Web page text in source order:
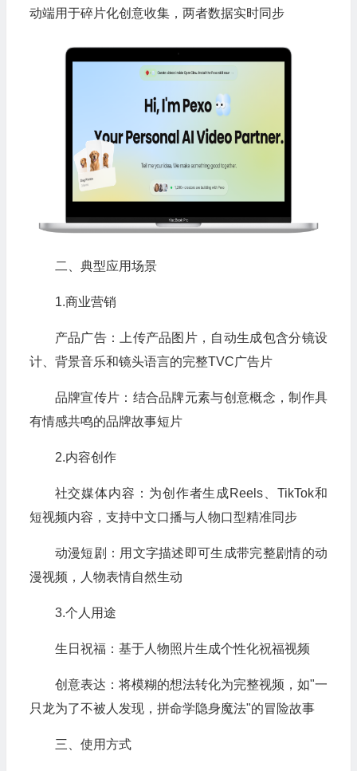
动端用于碎片化创意收集，两者数据实时同步
二、典型应用场景
1.商业营销
产品广告：上传产品图片，自动生成包含分镜设
计、背景音乐和镜头语言的完整TVC广告片
品牌宣传片：结合品牌元素与创意概念，制作具
有情感共鸣的品牌故事短片
2.内容创作
社交媒体内容：为创作者生成Reels、TikTok和
短视频内容，支持中文口播与人物口型精准同步
动漫短剧：用文字描述即可生成带完整剧情的动
漫视频，人物表情自然生动
3.个人用途
生日祝福：基于人物照片生成个性化祝福视频
创意表达：将模糊的想法转化为完整视频，如"一
只龙为了不被人发现，拼命学隐身魔法"的冒险故事
三、使用方式